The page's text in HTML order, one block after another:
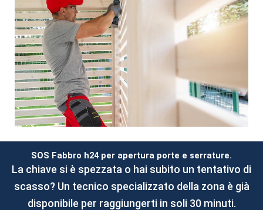
SOS Fabbro h24 per apertura porte e serrature.
La chiave si è spezzata o hai subito un tentativo di
scasso? Un tecnico specializzato della zona è già
disponibile per raggiungerti in soli 30 minuti.